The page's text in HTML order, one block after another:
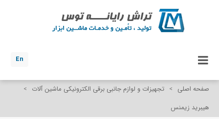
En
صفحه اصلی > تجهیزات و لوازم جانبی برقی الکترونیکی ماشین آلات >
هیبرید زیمنس